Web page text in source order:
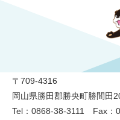
〒709-4316
岡山県勝田郡勝央町勝間田
Tel：0868-38-3111 Fax：